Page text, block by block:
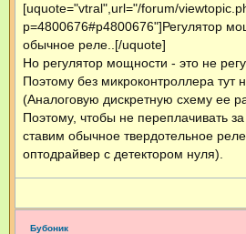
[uquote="vtral",url="/forum/
p=4800676#p4800676"]Регулятор
обычное реле..[/uquote]
Но регулятор мощности - это не
Поэтому без микроконтроллера тут
(Аналоговую дискретную схему ее
Поэтому, чтобы не переплачивать
ставим обычное твердотельное
оптодрайвер с детектором нуля).
Бубоник